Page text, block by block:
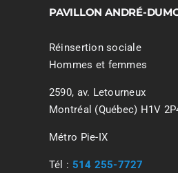
PAVILLON ANDRÉ-
Réinsertion sociale
Hommes et femmes
2590, av. Letourneux
Montréal (Québec) H1V
Métro Pie-IX
Tél : 514 255-7727